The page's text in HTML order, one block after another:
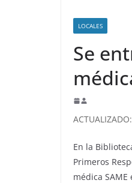
LOCALES
Se
En la
Primeros
médica